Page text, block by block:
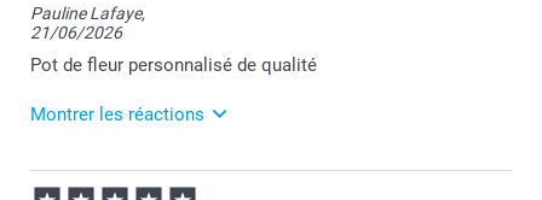
Pauline Lafaye,
21/06/2026
Pot de fleur personnalisé de qualité
Montrer les réactions
24/06/2026